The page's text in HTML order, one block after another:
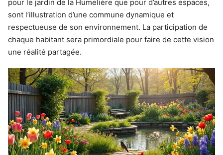
pour le jardin de la Humelière que pour d’autres espaces,
sont l’illustration d’une commune dynamique et
respectueuse de son environnement. La participation de
chaque habitant sera primordiale pour faire de cette vision
une réalité partagée.